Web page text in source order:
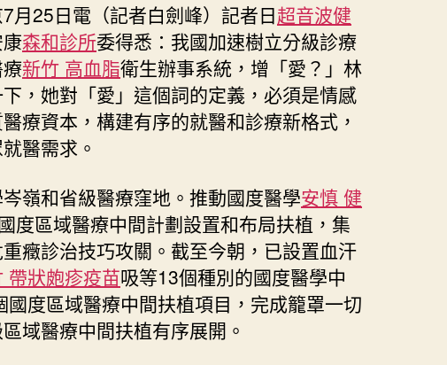
醫
科
療
軌
制〉
中
25日電（記者白劍峰）記者日超音波健
森和診所委得悉：我國加速樹立分級診療
新竹 高血脂衛生辦事系統，增「愛？」林
，她對「愛」這個詞的定義，必須是情感
療資本，構建有序的就醫和診療新格式，
醫需求。
和省級醫療窪地。推動國度醫學安慎 健
度區域醫療中間計劃設置和布局扶植，集
癥診治技巧攻關。截至今朝，已設置血汗
帶狀皰疹疫苗吸等13個種別的國度醫學中
國度區域醫療中間扶植項目，完成籠罩一切
域醫療中間扶植有序展開。